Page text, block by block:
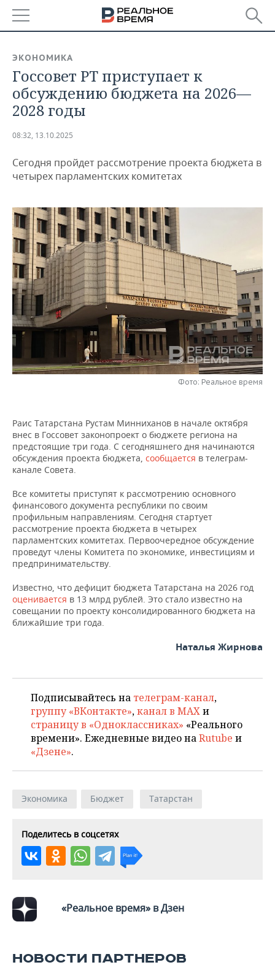
БАШКОРТОСТАН
ТАТАРСТАН
НОВОСТИ
АНАЛИТИКА
ДЕКЛАРАЦИИ О ДОХОДАХ
КОРОЛИ ГОСЗАКАЗА ПФО
ВУЗЫ ТАТАРСТАНА
КОМУ ПРИНАДЛЕЖАТ
ТОРГОВЫЕ ЦЕНТРЫ
ТАТАРСТАНА
НОВОСТИ ЭКОНОМИКИ
ФИНАНСЫ
БАНКИ
БЮДЖЕТ
ИНВЕСТИЦИИ
ПРОМЫШЛЕННОСТЬ
НОВОСТИ
АГРОПРОМ
МАШИНОСТРОЕНИЕ
НЕФТЕХИМИЯ
НЕФТЬ
ОПК
ЭНЕРГЕТИКА
НЕДВИЖИМОСТЬ
НОВОСТИ НЕДВИЖИМОСТИ
АВТО
НОВОСТИ АВТО
БИЗНЕС
НОВОСТИ БИЗНЕСА
РОЗНИЧНАЯ ТОРГОВЛЯ
ТРАНСПОРТ
ТЕХНОЛОГИИ
НОВОСТИ ТЕХНОЛОГИЙ
IT
МЕРОПРИЯТИЯ
НОВОСТИ МЕРОПРИЯТИЙ
ВЫЕЗДНАЯ РЕДАКЦИЯ
ОТКРЫТАЯ ЛЕКЦИЯ
СПОРТ
НОВОСТИ СПОРТА
БАСКЕТБОЛ
ВОЛЕЙБОЛ
КИБЕРСПОРТ
ФИГУРНОЕ КАТАНИЕ
ВОДНЫЕ ВИДЫ СПОРТА
ОБЩЕСТВО
ИНФРАСТРУКТУРА
ИСТОРИЯ
КУЛЬТУРА
МЕДИЦИНА
ОБРАЗОВАНИЕ
СПРАВОЧНИК
СПИСОК ПЕРСОН
СПИСОК КОМПАНИЙ
ПОЛНАЯ ВЕРСИЯ
ЭКОНОМИКА
Госсовет РТ приступает к
обсуждению бюджета на 2026—
2028 годы
08:32, 13.10.2025
Сегодня пройдет рассмотрение проекта бюджета в
четырех парламентских комитетах
Фото: Реальное время
Раис Татарстана Рустам Минниханов в начале октября
внес в Госсовет законопроект о бюджете региона на
предстоящие три года. С сегодняшнего дня начинаются
обсуждения проекта бюджета, сообщается в телеграм-
канале Совета.
Все комитеты приступят к рассмотрению основного
финансового документа республики по своим
профильным направлениям. Сегодня стартует
рассмотрение проекта бюджета в четырех
парламентских комитетах. Первоочередное обсуждение
проведут члены Комитета по экономике, инвестициям и
предпринимательству.
Известно, что дефицит бюджета Татарстана на 2026 год
оценивается в 13 млрд рублей. Это стало известно на
совещании по проекту консолидированного бюджета на
ближайшие три года.
Наталья Жирнова
Подписывайтесь на телеграм-канал,
группу «ВКонтакте»,канал в MAXи
страницу в «Одноклассниках» «Реального
времени». Ежедневные видео наRutube и
«Дзене».
Экономика Бюджет Татарстан
Поделитесь в соцсетях
«Реальное время» в Дзен
НОВОСТИ ПАРТНЕРОВ